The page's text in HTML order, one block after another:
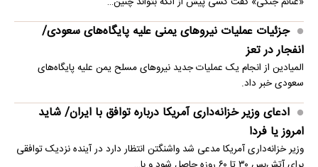
جزئیات عملیات نیروهای یمنی علیه پایگاه‌های سعودی/
انفجار در تعز
المیادین از انجام یک عملیات جدید نیروهای مسلح یمن علیه پایگاه‌های
سعودی خبر داد.
ادعای وزیر خزانه‌داری آمریکا درباره توافق با ایران/ شاید
امروز یا فردا
وزیر خزانه‌داری آمریکا مدعی شد واشنگتن انتظار دارد در آینده نزدیک توافقی